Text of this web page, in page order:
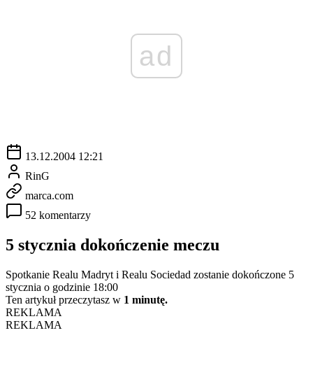
ad
13.12.2004 12:21
RinG
marca.com
52 komentarzy
5 stycznia dokończenie meczu
Spotkanie Realu Madryt i Realu Sociedad zostanie dokończone 5
stycznia o godzinie 18:00
Ten artykuł przeczytasz w 1 minutę.
REKLAMA
REKLAMA